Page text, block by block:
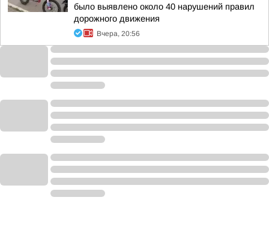
было выявлено около 40 нарушений правил
дорожного движения
Вчера, 20:56